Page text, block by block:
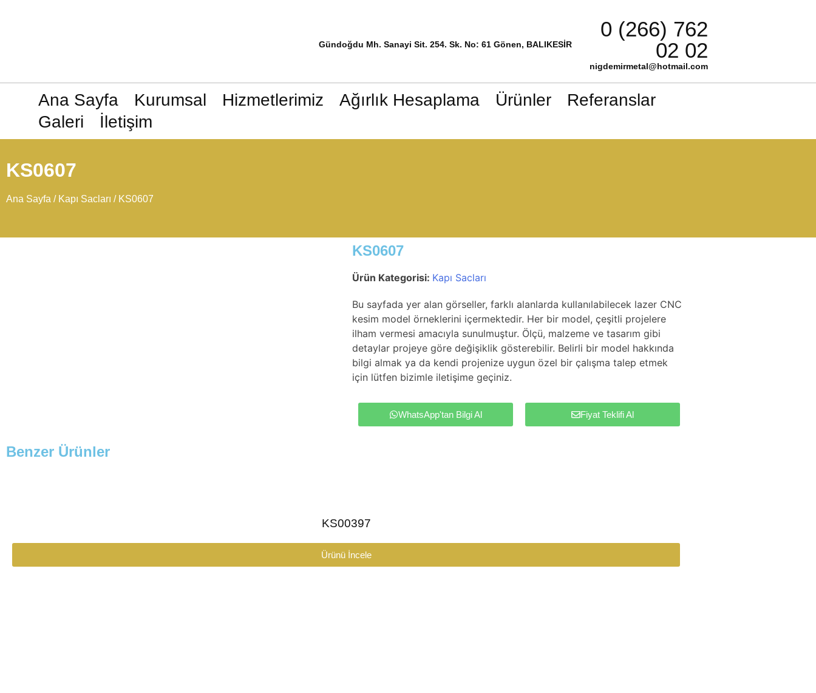
Gündoğdu Mh. Sanayi Sit. 254. Sk. No: 61 Gönen, BALIKESİR
0 (266) 762
02 02
nigdemirmetal@hotmail.com
Ana Sayfa Kurumsal Hizmetlerimiz Ağırlık Hesaplama Ürünler
Referanslar
Galeri
İletişim
KS0607
Ana Sayfa / Kapı Sacları / KS0607
KS0607
Ürün Kategorisi: Kapı Sacları
Bu sayfada yer alan görseller, farklı alanlarda kullanılabilecek lazer CNC
kesim model örneklerini içermektedir. Her bir model, çeşitli projelere
ilham vermesi amacıyla sunulmuştur. Ölçü, malzeme ve tasarım gibi
detaylar projeye göre değişiklik gösterebilir. Belirli bir model hakkında
bilgi almak ya da kendi projenize uygun özel bir çalışma talep etmek
için lütfen bizimle iletişime geçiniz.
WhatsApp'tan Bilgi Al Fiyat Teklifi Al
Benzer Ürünler
KS00397
Ürünü İncele